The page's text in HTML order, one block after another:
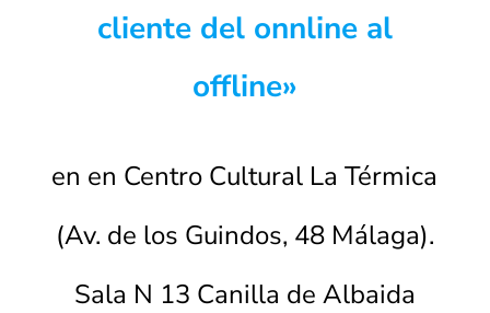
cliente del onnline al
offline»
en en Centro Cultural La Térmica
(Av. de los Guindos, 48 Málaga).
Sala N 13 Canilla de Albaida